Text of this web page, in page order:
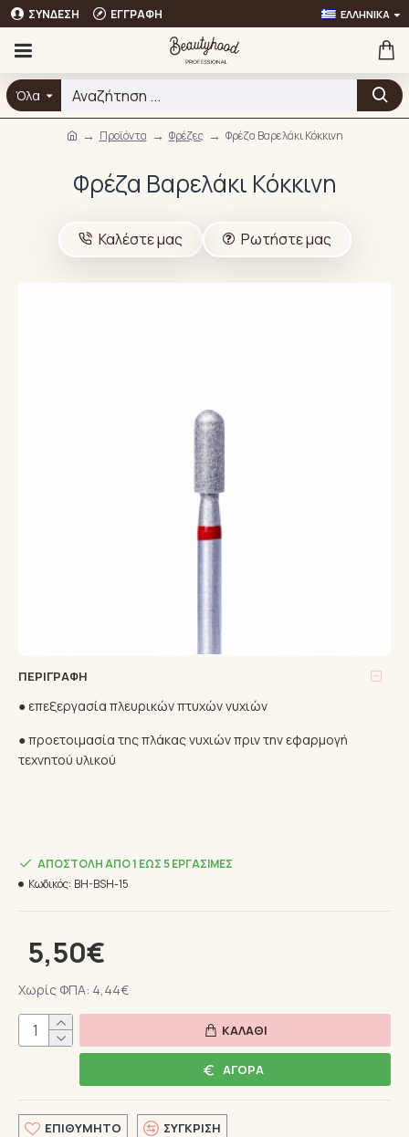
ΣΎΝΔΕΣΗ ΕΓΓΡΑΦΉ ΕΛΛΗΝΙΚΆ
Όλα
Προϊόντα Φρέζες Φρέζα Βαρελάκι Κόκκινη
Φρέζα Βαρελάκι Κόκκινη
Καλέστε μας Ρωτήστε μας
ΠΕΡΙΓΡΑΦΉ
● επεξεργασία πλευρικών πτυχών νυχιών
● προετοιμασία της πλάκας νυχιών πριν την εφαρμογή
τεχνητού υλικού
5,50€
Χωρίς ΦΠΑ: 4,44€
ΑΠΟΣΤΟΛΉ ΑΠΌ 1 ΈΩΣ 5 ΕΡΓΆΣΙΜΕΣ
Κωδικός: BH-BSH-15
ΚΑΛΆΘΙ
ΑΓΟΡΆ
ΕΠΙΘΥΜΗΤΌ ΣΎΓΚΡΙΣΗ